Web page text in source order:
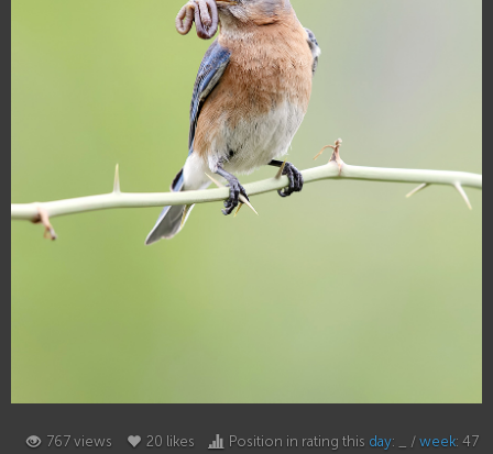
767 views 20 likes Position in rating this day: _ / week: 47